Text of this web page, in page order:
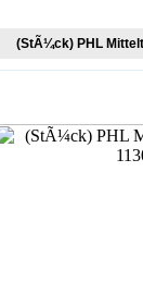
(StÃ¼ck) PHL